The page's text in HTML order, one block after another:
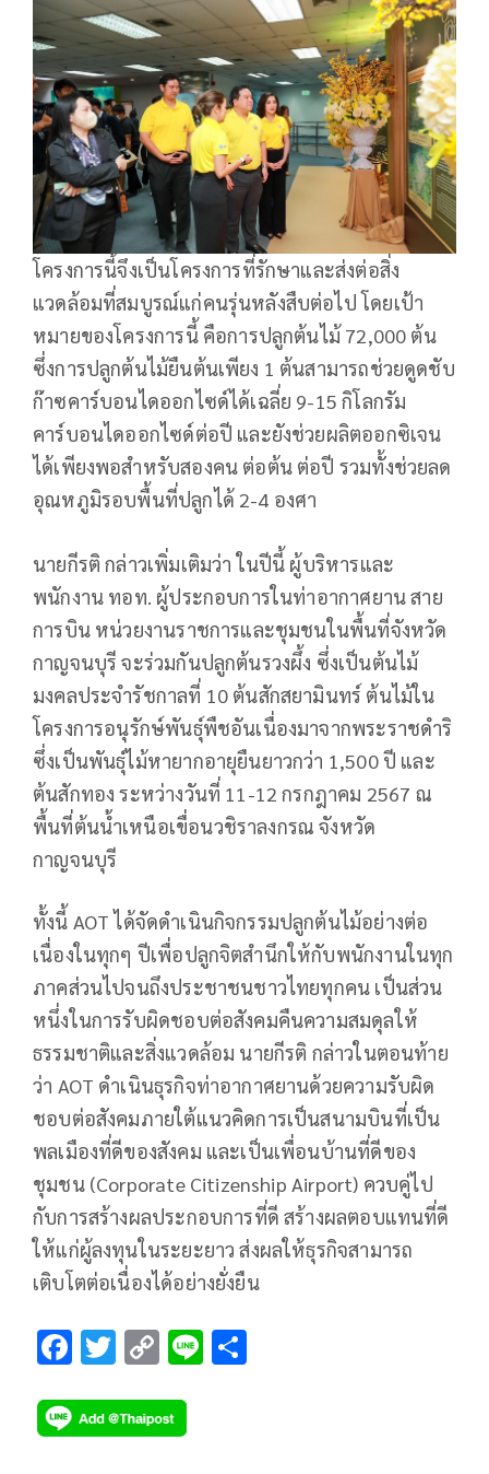
โครงการนี้จึงเป็นโครงการที่รักษาและส่งต่อสิ่ง
แวดล้อมที่สมบูรณ์แก่คนรุ่นหลังสืบต่อไป โดยเป้า
หมายของโครงการนี้ คือการปลูกต้นไม้ 72,000 ต้น
ซึ่งการปลูกต้นไม้ยืนต้นเพียง 1 ต้นสามารถช่วยดูดชับ
ก๊าซคาร์บอนไดออกไซด์ได้เฉลี่ย 9-15 กิโลกรัม
คาร์บอนไดออกไซด์ต่อปี และยังช่วยผลิตออกซิเจน
ได้เพียงพอสำหรับสองคน ต่อต้น ต่อปี รวมทั้งช่วยลด
อุณหภูมิรอบพื้นที่ปลูกได้ 2-4 องศา
นายกีรติ กล่าวเพิ่มเติมว่า ในปีนี้ ผู้บริหารและ
พนักงาน ทอท. ผู้ประกอบการในท่าอากาศยาน สาย
การบิน หน่วยงานราชการและชุมชนในพื้นที่จังหวัด
กาญจนบุรี จะร่วมกันปลูกต้นรวงผึ้ง ซึ่งเป็นต้นไม้
มงคลประจำรัชกาลที่ 10 ต้นสักสยามินทร์ ต้นไม้ใน
โครงการอนุรักษ์พันธุ์พืชอันเนื่องมาจากพระราชดำริ
ซึ่งเป็นพันธุ์ไม้หายากอายุยืนยาวกว่า 1,500 ปี และ
ต้นสักทอง ระหว่างวันที่ 11-12 กรกฎาคม 2567 ณ
พื้นที่ต้นน้ำเหนือเขื่อนวชิราลงกรณ จังหวัด
กาญจนบุรี
ทั้งนี้ AOT ได้จัดดำเนินกิจกรรมปลูกต้นไม้อย่างต่อ
เนื่องในทุกๆ ปีเพื่อปลูกจิตสำนึกให้กับพนักงานในทุก
ภาคส่วนไปจนถึงประชาชนชาวไทยทุกคน เป็นส่วน
หนึ่งในการรับผิดชอบต่อสังคมคืนความสมดุลให้
ธรรมชาติและสิ่งแวดล้อม นายกีรติ กล่าวในตอนท้าย
ว่า AOT ดำเนินธุรกิจท่าอากาศยานด้วยความรับผิด
ชอบต่อสังคมภายใต้แนวคิดการเป็นสนามบินที่เป็น
พลเมืองที่ดีของสังคม และเป็นเพื่อนบ้านที่ดีของ
ชุมชน (Corporate Citizenship Airport) ควบคู่ไป
กับการสร้างผลประกอบการที่ดี สร้างผลตอบแทนที่ดี
ให้แก่ผู้ลงทุนในระยะยาว ส่งผลให้ธุรกิจสามารถ
เติบโตต่อเนื่องได้อย่างยั่งยืน
F
e
b
T
tt
er
C
p
y
Li